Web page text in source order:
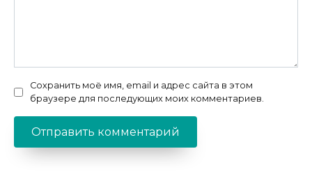
Сохранить моё имя, email и адрес сайта в этом
браузере для последующих моих комментариев.